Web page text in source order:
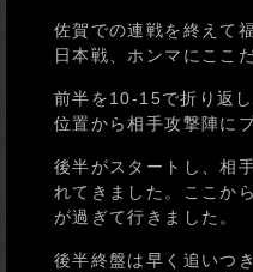
佐賀での連戦を終えて
日本戦、ホンマにここ
前半を10-15で折り返
位置から相手攻撃陣に
後半がスタートし、相
れてきました。ここか
が過ぎて行きました。
後半終盤は早く追いつ